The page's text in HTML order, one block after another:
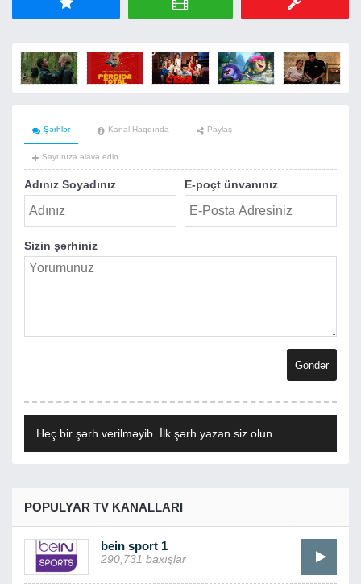
Şərhlər Kanal Haqqında Paylaş
Saytınıza əlavə edin
Adınız Soyadınız E-poçt ünvanınız
Sizin şərhiniz
Heç bir şərh verilməyib. İlk şərh yazan siz olun.
POPULYAR TV KANALLARI
bein sport 1
290,731 baxışlar